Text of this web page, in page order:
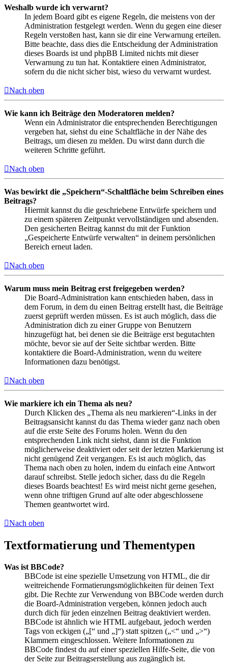
Weshalb wurde ich verwarnt?
In jedem Board gibt es eigene Regeln, die meistens von der
Administration festgelegt werden. Wenn du gegen eine dieser
Regeln verstoßen hast, kann sie dir eine Verwarnung erteilen.
Bitte beachte, dass dies die Entscheidung der Administration
dieses Boards ist und phpBB Limited nichts mit dieser
Verwarnung zu tun hat. Kontaktiere einen Administrator,
sofern du die nicht sicher bist, wieso du verwarnt wurdest.
Nach oben
Wie kann ich Beiträge den Moderatoren melden?
Wenn ein Administrator die entsprechenden Berechtigungen
vergeben hat, siehst du eine Schaltfläche in der Nähe des
Beitrags, um diesen zu melden. Du wirst dann durch die
weiteren Schritte geführt.
Nach oben
Was bewirkt die „Speichern“-Schaltfläche beim Schreiben eines
Beitrags?
Hiermit kannst du die geschriebene Entwürfe speichern und
zu einem späteren Zeitpunkt vervollständigen und absenden.
Den gesicherten Beitrag kannst du mit der Funktion
„Gespeicherte Entwürfe verwalten“ in deinem persönlichen
Bereich erneut laden.
Nach oben
Warum muss mein Beitrag erst freigegeben werden?
Die Board-Administration kann entschieden haben, dass in
dem Forum, in dem du einen Beitrag erstellt hast, die Beiträge
zuerst geprüft werden müssen. Es ist auch möglich, dass die
Administration dich zu einer Gruppe von Benutzern
hinzugefügt hat, bei denen sie die Beiträge erst begutachten
möchte, bevor sie auf der Seite sichtbar werden. Bitte
kontaktiere die Board-Administration, wenn du weitere
Informationen dazu benötigst.
Nach oben
Wie markiere ich ein Thema als neu?
Durch Klicken des „Thema als neu markieren“-Links in der
Beitragsansicht kannst du das Thema wieder ganz nach oben
auf die erste Seite des Forums holen. Wenn du den
entsprechenden Link nicht siehst, dann ist die Funktion
möglicherweise deaktiviert oder seit der letzten Markierung ist
nicht genügend Zeit vergangen. Es ist auch möglich, das
Thema nach oben zu holen, indem du einfach eine Antwort
darauf schreibst. Stelle jedoch sicher, dass du die Regeln
dieses Boards beachtest! Es wird meist nicht gerne gesehen,
wenn ohne triftigen Grund auf alte oder abgeschlossene
Themen geantwortet wird.
Nach oben
Textformatierung und Thementypen
Was ist BBCode?
BBCode ist eine spezielle Umsetzung von HTML, die dir
weitreichende Formatierungsmöglichkeiten für deinen Text
gibt. Die Rechte zur Verwendung von BBCode werden durch
die Board-Administration vergeben, können jedoch auch
durch dich für jeden einzelnen Beitrag deaktiviert werden.
BBCode ist ähnlich wie HTML aufgebaut, jedoch werden
Tags von eckigen („[“ und „]“) statt spitzen („<“ und „>“)
Klammern eingeschlossen. Weitere Informationen zu
BBCode findest du auf einer speziellen Hilfe-Seite, die von
der Seite zur Beitragserstellung aus zugänglich ist.